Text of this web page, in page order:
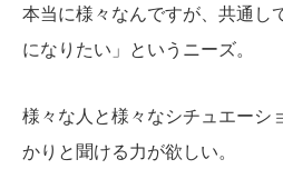
本当に様々なんですが、共通し
になりたい」というニーズ。
様々な人と様々なシチュエーシ
かりと聞ける力が欲しい。